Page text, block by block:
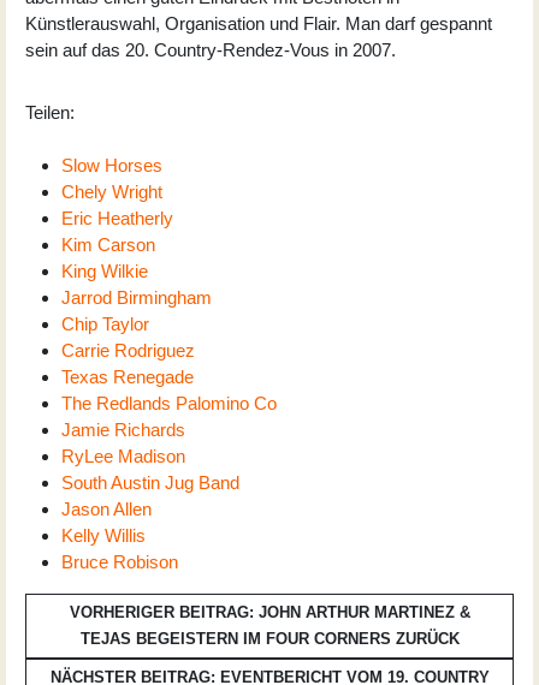
Künstlerauswahl, Organisation und Flair. Man darf gespannt
sein auf das 20. Country-Rendez-Vous in 2007.
Teilen:
Slow Horses
Chely Wright
Eric Heatherly
Kim Carson
King Wilkie
Jarrod Birmingham
Chip Taylor
Carrie Rodriguez
Texas Renegade
The Redlands Palomino Co
Jamie Richards
RyLee Madison
South Austin Jug Band
Jason Allen
Kelly Willis
Bruce Robison
VORHERIGER BEITRAG: JOHN ARTHUR MARTINEZ &
TEJAS BEGEISTERN IM FOUR CORNERS ZURÜCK
NÄCHSTER BEITRAG: EVENTBERICHT VOM 19. COUNTRY